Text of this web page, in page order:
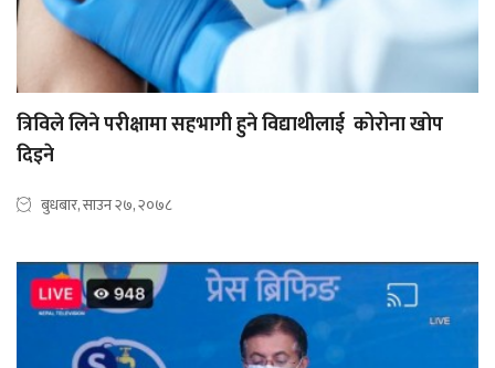
त्रिविले लिने परीक्षामा सहभागी हुने विद्याथीलाई कोरोना खोप
दिइने
बुधबार, साउन २७, २०७८